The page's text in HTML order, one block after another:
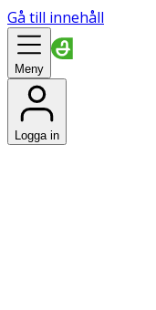
Gå till innehåll
Meny
Logga in